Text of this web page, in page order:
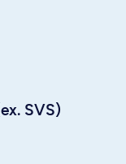
SVS)